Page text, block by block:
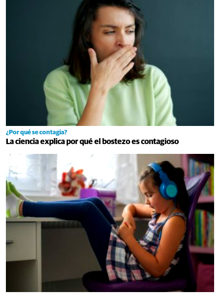
¿Por qué se contagia?
La ciencia explica por qué el bostezo es contagioso